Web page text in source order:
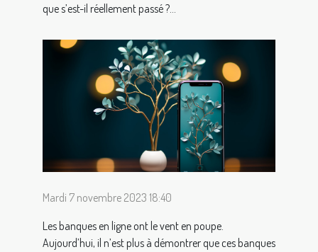
que s’est-il réellement passé ?...
Mardi 7 novembre 2023 18:40
Les banques en ligne ont le vent en poupe.
Aujourd’hui, il n’est plus à démontrer que ces banques